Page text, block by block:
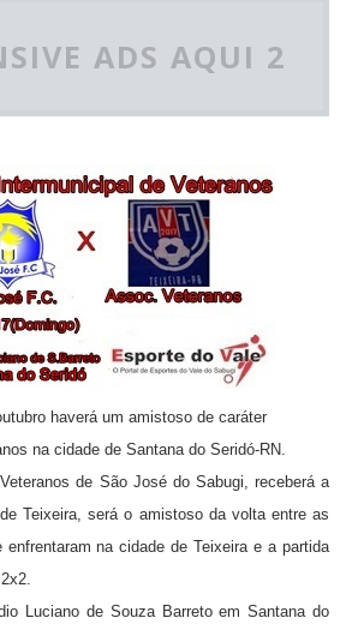
ADS AQUI 2
haverá um amistoso de caráter
na cidade de Santana do Seridó-RN.
de São José do Sabugi, receberáa
Teixeira, será o amistoso da volta entre as
na cidade de Teixeira e a partida
.
Luciano de Souza Barreto em Santana do